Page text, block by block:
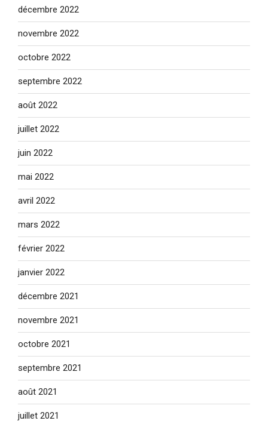
décembre 2022
novembre 2022
octobre 2022
septembre 2022
août 2022
juillet 2022
juin 2022
mai 2022
avril 2022
mars 2022
février 2022
janvier 2022
décembre 2021
novembre 2021
octobre 2021
septembre 2021
août 2021
juillet 2021